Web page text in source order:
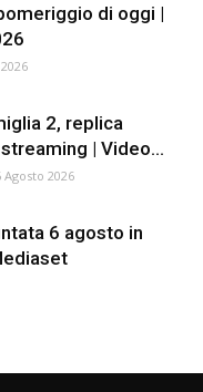
di oggi |
2, replica
| Video...
Agosto 2026
6 agosto in